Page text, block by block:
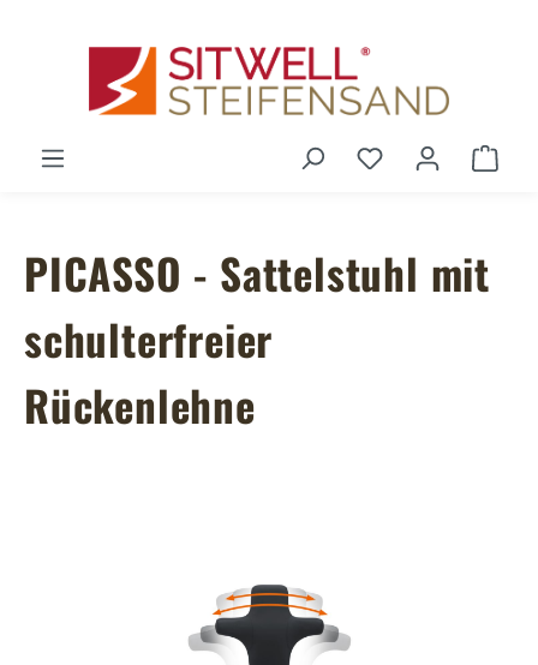
Du hast 0
PICASSO - Sattelstuhl mit
schulterfreier
Rückenlehne